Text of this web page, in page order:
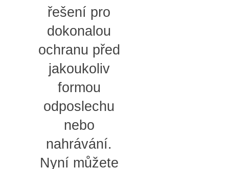
řešení pro
dokonalou
ochranu před
jakoukoliv
formou
odposlechu
nebo
nahrávání.
Nyní můžete